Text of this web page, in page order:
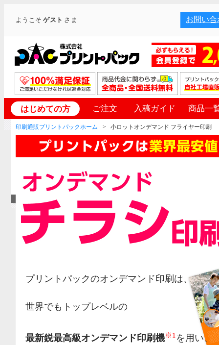
ようこそゲスト さま お問い合
はじめての方 ご注文 入稿ガイド 商品一
印刷通販プリントパックホーム 小ロットオンデマンド フライヤー印刷
プリントパックのオンデマンド印刷は、
世界でもトップレベルの
最新鋭最高級オンデマンド印刷機※1 を用い、